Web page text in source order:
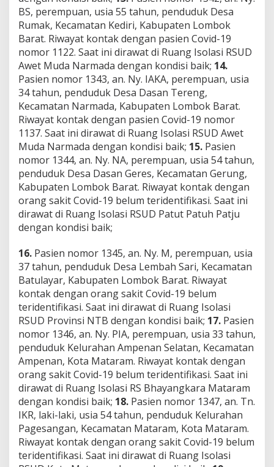
BS, perempuan, usia 55 tahun, penduduk Desa
Rumak, Kecamatan Kediri, Kabupaten Lombok
Barat. Riwayat kontak dengan pasien Covid-19
nomor 1122. Saat ini dirawat di Ruang Isolasi RSUD
Awet Muda Narmada dengan kondisi baik; 14.
Pasien nomor 1343, an. Ny. IAKA, perempuan, usia
34 tahun, penduduk Desa Dasan Tereng,
Kecamatan Narmada, Kabupaten Lombok Barat.
Riwayat kontak dengan pasien Covid-19 nomor
1137. Saat ini dirawat di Ruang Isolasi RSUD Awet
Muda Narmada dengan kondisi baik; 15. Pasien
nomor 1344, an. Ny. NA, perempuan, usia 54 tahun,
penduduk Desa Dasan Geres, Kecamatan Gerung,
Kabupaten Lombok Barat. Riwayat kontak dengan
orang sakit Covid-19 belum teridentifikasi. Saat ini
dirawat di Ruang Isolasi RSUD Patut Patuh Patju
dengan kondisi baik;
16. Pasien nomor 1345, an. Ny. M, perempuan, usia
37 tahun, penduduk Desa Lembah Sari, Kecamatan
Batulayar, Kabupaten Lombok Barat. Riwayat
kontak dengan orang sakit Covid-19 belum
teridentifikasi. Saat ini dirawat di Ruang Isolasi
RSUD Provinsi NTB dengan kondisi baik; 17. Pasien
nomor 1346, an. Ny. PIA, perempuan, usia 33 tahun,
penduduk Kelurahan Ampenan Selatan, Kecamatan
Ampenan, Kota Mataram. Riwayat kontak dengan
orang sakit Covid-19 belum teridentifikasi. Saat ini
dirawat di Ruang Isolasi RS Bhayangkara Mataram
dengan kondisi baik; 18. Pasien nomor 1347, an. Tn.
IKR, laki-laki, usia 54 tahun, penduduk Kelurahan
Pagesangan, Kecamatan Mataram, Kota Mataram.
Riwayat kontak dengan orang sakit Covid-19 belum
teridentifikasi. Saat ini dirawat di Ruang Isolasi